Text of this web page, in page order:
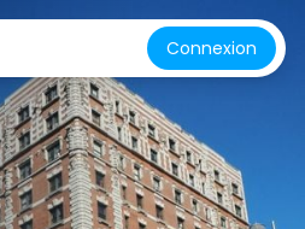
Connexion